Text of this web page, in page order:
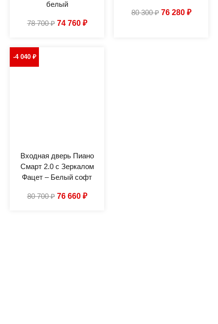
белый
78 700₽ 74 760 ₽
80 300₽ 76 280 ₽
-4 040 ₽
Входная дверь Пиано
Смарт 2.0 с Зеркалом
Фацет – Белый софт
80 700₽ 76 660 ₽